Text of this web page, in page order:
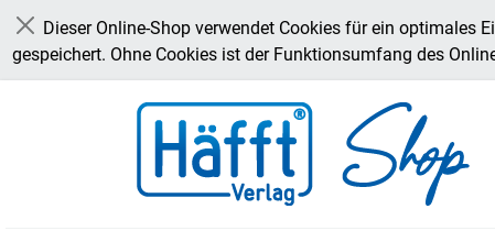
Schließen
Dieser Online-Shop verwendet Cookies für ein optimales
gespeichert. Ohne Cookies ist der Funktionsumfang des